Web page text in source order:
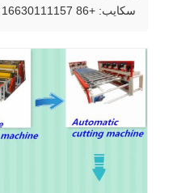
سكايب: +86 16630111157